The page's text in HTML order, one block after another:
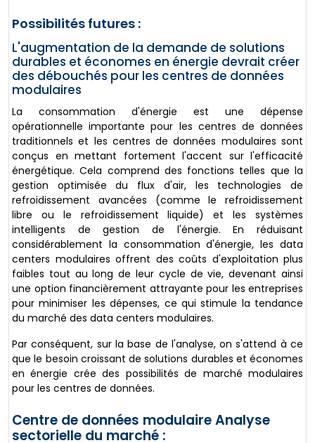
Possibilités futures :
L'augmentation de la demande de solutions
durables et économes en énergie devrait créer
des débouchés pour les centres de données
modulaires
La consommation d'énergie est une dépense
opérationnelle importante pour les centres de données
traditionnels et les centres de données modulaires sont
conçus en mettant fortement l'accent sur l'efficacité
énergétique. Cela comprend des fonctions telles que la
gestion optimisée du flux d'air, les technologies de
refroidissement avancées (comme le refroidissement
libre ou le refroidissement liquide) et les systèmes
intelligents de gestion de l'énergie. En réduisant
considérablement la consommation d'énergie, les data
centers modulaires offrent des coûts d'exploitation plus
faibles tout au long de leur cycle de vie, devenant ainsi
une option financièrement attrayante pour les entreprises
pour minimiser les dépenses, ce qui stimule la tendance
du marché des data centers modulaires.
Par conséquent, sur la base de l'analyse, on s'attend à ce
que le besoin croissant de solutions durables et économes
en énergie crée des possibilités de marché modulaires
pour les centres de données.
Centre de données modulaire Analyse
sectorielle du marché :